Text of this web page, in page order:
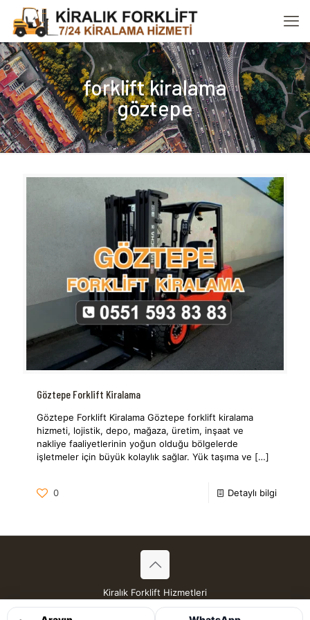
forklift kiralama
göztepe
Göztepe Forklift Kiralama
Göztepe Forklift Kiralama Göztepe forklift kiralama
hizmeti, lojistik, depo, mağaza, üretim, inşaat ve
nakliye faaliyetlerinin yoğun olduğu bölgelerde
işletmeler için büyük kolaylık sağlar. Yük taşıma ve […]
0 Detaylı bilgi
Kiralık Forklift Hizmetleri
Tüm Hakları Saklıdır © 2026